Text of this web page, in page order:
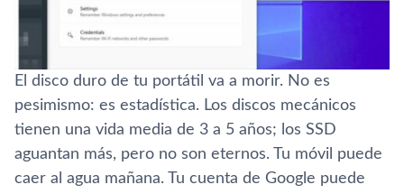
El disco duro de tu portátil va a morir. No es
pesimismo: es estadística. Los discos mecánicos
tienen una vida media de 3 a 5 años; los SSD
aguantan más, pero no son eternos. Tu móvil puede
caer al agua mañana. Tu cuenta de Google puede